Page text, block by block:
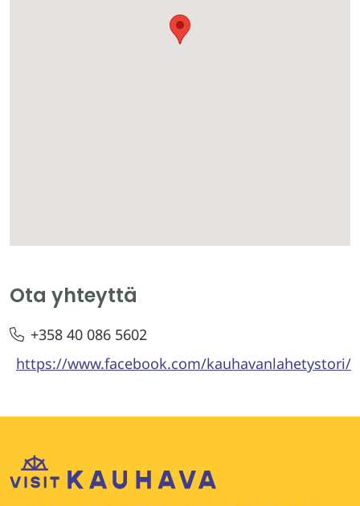
Ota yhteyttä
+358 40 086 5602
https://www.facebook.com/kauhavanlahetystori/